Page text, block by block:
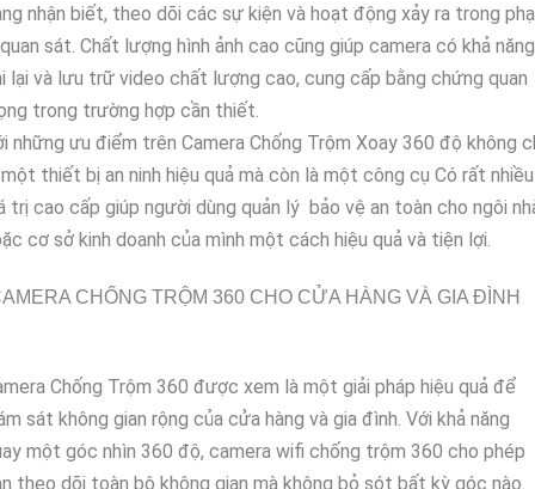
nhận biết, theo dõi các sự kiện và hoạt động xảy ra trong
sát. Chất lượng hình ảnh cao cũng giúp camera có khả năng
lại và lưu trữ video chất lượng cao, cung cấp bằng chứng quan
trong trường hợp cần thiết.
những ưu điểm trên Camera Chống Trộm Xoay 360 độ không
thiết bị an ninh hiệu quả mà còn là một công cụ Có rất nhiều
trị cao cấp giúp người dùng quản lý bảo vệ an toàn cho ngôi
cơ sở kinh doanh của mình một cách hiệu quả và tiện lợi.
CHỐNG TRỘM 360 CHO CỬA HÀNG VÀ GIA ĐÌNH
Chống Trộm 360 được xem là một giải pháp hiệu quả để
sát không gian rộng của cửa hàng và gia đình. Với khả năng
một góc nhìn 360 độ, camera wifi chống trộm 360 cho phép
theo dõi toàn bộ không gian mà không bỏ sót bất kỳ góc nào.